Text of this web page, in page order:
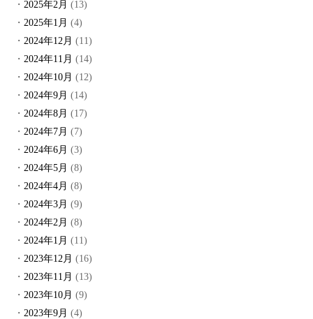
2025年2月 (13)
2025年1月 (4)
2024年12月 (11)
2024年11月 (14)
2024年10月 (12)
2024年9月 (14)
2024年8月 (17)
2024年7月 (7)
2024年6月 (3)
2024年5月 (8)
2024年4月 (8)
2024年3月 (9)
2024年2月 (8)
2024年1月 (11)
2023年12月 (16)
2023年11月 (13)
2023年10月 (9)
2023年9月 (4)